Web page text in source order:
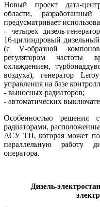
Новый проект дата-
области,
предусматривает
- четырех дизель-
16‑ци­линд­ро­вый
(с V‑образной
регулятором частоты
охлаждением,
воздуха), генератор
управления на ба­зе
- выносных радиаторов;
- автоматических
Особенностью решения
радиаторами,
АСУ ТП, которая может
параллельную работу
оператора.
Дизель-